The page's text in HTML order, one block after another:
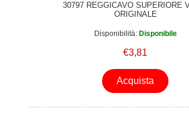
30797 REGGICAVO SUPERIORE
ORIGINALE
Disponibilità: Disponibile
€3,81
Acquista